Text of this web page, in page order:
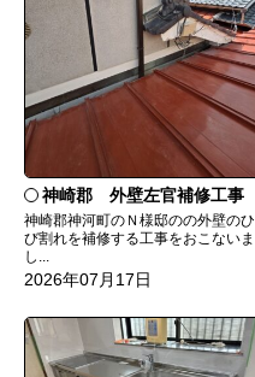
神崎郡 外壁左官補修工事
神崎郡神河町のＮ様邸のの外壁のひ
び割れを補修する工事をおこないま
し...
2026年07月17日